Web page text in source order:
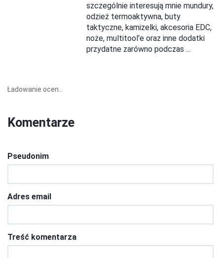
szczególnie interesują mnie mundury,
odzież termoaktywna, buty
taktyczne, kamizelki, akcesoria EDC,
noże, multitool'e oraz inne dodatki
przydatne zarówno podczas ...
Ładowanie ocen...
Komentarze
Pseudonim
Adres email
Treść komentarza